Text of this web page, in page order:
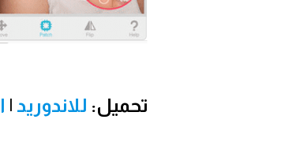
تحميل: للاندوريد |